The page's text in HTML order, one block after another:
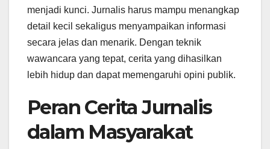
menjadi kunci. Jurnalis harus mampu menangkap
detail kecil sekaligus menyampaikan informasi
secara jelas dan menarik. Dengan teknik
wawancara yang tepat, cerita yang dihasilkan
lebih hidup dan dapat memengaruhi opini publik.
Peran Cerita Jurnalis
dalam Masyarakat